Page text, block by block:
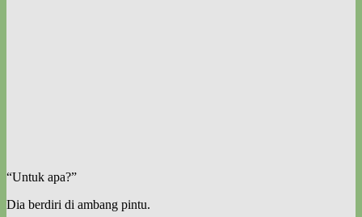
“Untuk apa?”
Dia berdiri di ambang pintu.